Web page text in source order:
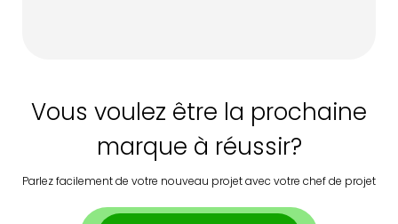
Vous voulez être la prochaine
marque à réussir?
Parlez facilement de votre nouveau projet avec votre chef de projet